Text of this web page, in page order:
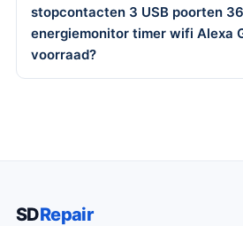
stopcontacten 3 USB poorten
energiemonitor timer wifi Alexa
voorraad?
SDRepair